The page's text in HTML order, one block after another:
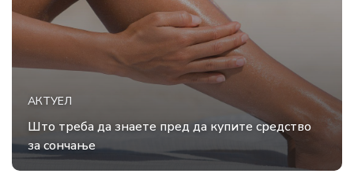
АКТУЕЛ
Што треба да знаете пред да купите средство
за сончање